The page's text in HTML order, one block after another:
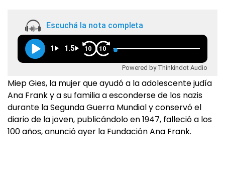
Escuchá la nota completa
1 1.5 10 10
Powered by Thinkindot Audio
Miep Gies, la mujer que ayudó a la adolescente judía
Ana Frank y a su familia a esconderse de los nazis
durante la Segunda Guerra Mundial y conservó el
diario de la joven, publicándolo en 1947, falleció a los
100 años, anunció ayer la Fundación Ana Frank.